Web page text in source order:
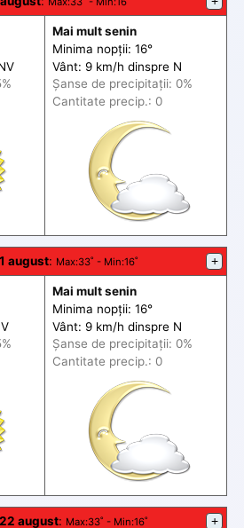
Mai mult senin
Minima nopții: 16°
Vânt: 9 km/h dinspre N
Șanse de precipitații: 0%
Cantitate precip.: 0
august: Max:33˚ - Min:16˚ +
Mai mult senin
Minima nopții: 16°
Vânt: 9 km/h dinspre N
Șanse de precipitații: 0%
Cantitate precip.: 0
august: Max:33˚ - Min:16˚ +